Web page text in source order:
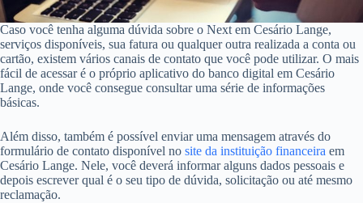
Caso você tenha alguma dúvida sobre o Next em Cesário Lange,
serviços disponíveis, sua fatura ou qualquer outra realizada a conta ou
cartão, existem vários canais de contato que você pode utilizar. O mais
fácil de acessar é o próprio aplicativo do banco digital em Cesário
Lange, onde você consegue consultar uma série de informações
básicas.
Além disso, também é possível enviar uma mensagem através do
formulário de contato disponível no site da instituição financeira em
Cesário Lange. Nele, você deverá informar alguns dados pessoais e
depois escrever qual é o seu tipo de dúvida, solicitação ou até mesmo
reclamação.